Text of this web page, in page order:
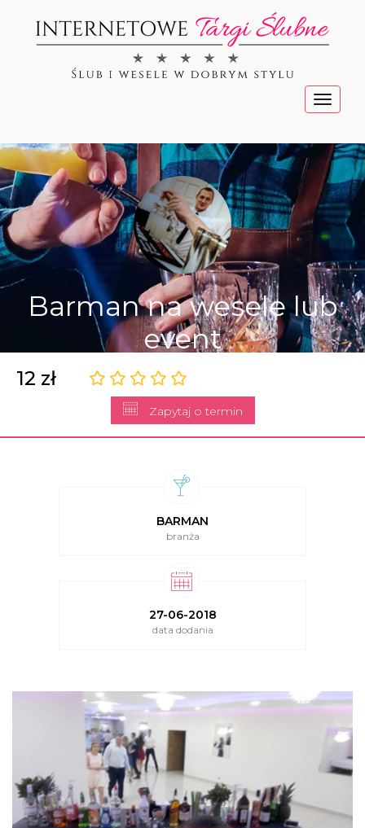
Menu
Barman na wesele lub
event
12 zł
Zapytaj o termin
BARMAN
branża
27-06-2018
data dodania